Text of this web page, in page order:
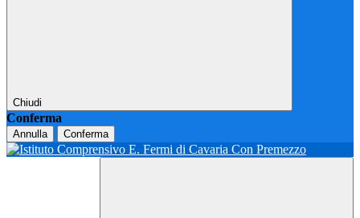
Chiudi
Conferma
Annulla Conferma